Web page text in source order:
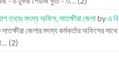
তথ্যঃ মৎস্য অফিস, সাতক্ষীরা জেলা byএ
সাতক্ষীরা জেলার মৎস্য কর্মকর্তার অফিসের
(2)